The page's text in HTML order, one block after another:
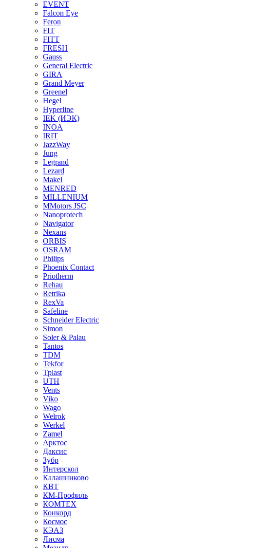
EVENT
Falcon Eye
Feron
FIT
FITT
FRESH
Gauss
General Electric
GIRA
Grand Meyer
Greenel
Hegel
Hyperline
IEK (ИЭК)
INOA
IRIT
JazzWay
Jung
Legrand
Lezard
Makel
MENRED
MILLENIUM
MMotors JSC
Nanoprotech
Navigator
Nexans
ORBIS
OSRAM
Philips
Phoenix Contact
Priotherm
Rehau
Retrika
RexVa
Safeline
Schneider Electric
Simon
Soler & Palau
Tantos
TDM
Tekfor
Tplast
UTH
Vents
Viko
Wago
Welrok
Werkel
Zamel
Арктос
Даксис
Зубр
Интерскол
Калашниково
КВТ
КМ-Профиль
КОМТЕХ
Конкорд
Космос
КЭАЗ
Лисма